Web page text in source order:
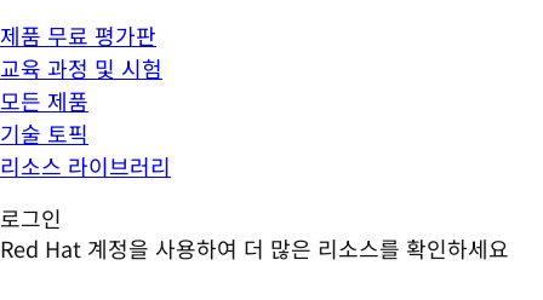
제품 무료 평가판
교육 과정 및 시험
모든 제품
기술 토픽
리소스 라이브러리
로그인
Red Hat 계정을 사용하여 더 많은 리소스를 확인하세요